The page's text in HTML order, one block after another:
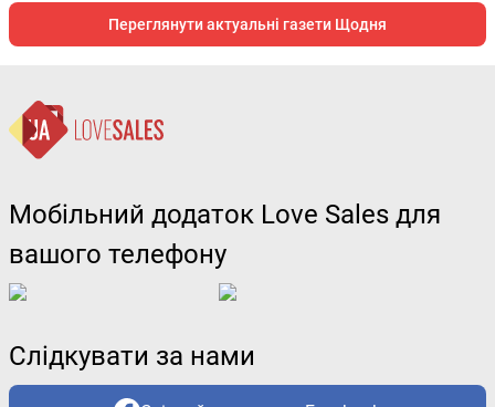
Переглянути актуальні газети Щодня
Мобільний додаток Love Sales для
вашого телефону
Слідкувати за нами